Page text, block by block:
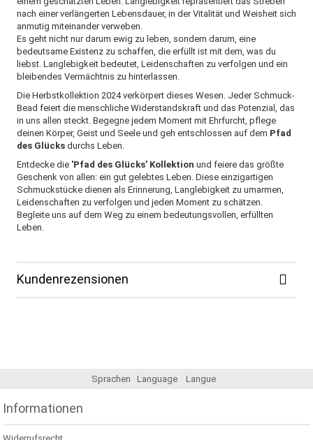
nach einer verlängerten Lebensdauer, in der Vitalität und Weisheit sich
anmutig miteinander verweben.
Es geht nicht nur darum ewig zu leben, sondern darum, eine
bedeutsame Existenz zu schaffen, die erfüllt ist mit dem, was du
liebst. Langlebigkeit bedeutet, Leidenschaften zu verfolgen und ein
bleibendes Vermächtnis zu hinterlassen.
Die Herbstkollektion 2024 verkörpert dieses Wesen. Jeder Schmuck-
Bead feiert die menschliche Widerstandskraft und das Potenzial, das
in uns allen steckt. Begegne jedem Moment mit Ehrfurcht, pflege
deinen Körper, Geist und Seele und geh entschlossen auf dem Pfad
des Glücks durchs Leben.
Entdecke die 'Pfad des Glücks' Kollektion und feiere das größte
Geschenk von allen: ein gut gelebtes Leben. Diese einzigartigen
Schmuckstücke dienen als Erinnerung, Langlebigkeit zu umarmen,
Leidenschaften zu verfolgen und jeden Moment zu schätzen.
Begleite uns auf dem Weg zu einem bedeutungsvollen, erfüllten
Leben.
Kundenrezensionen
Sprachen Language Langue
Informationen